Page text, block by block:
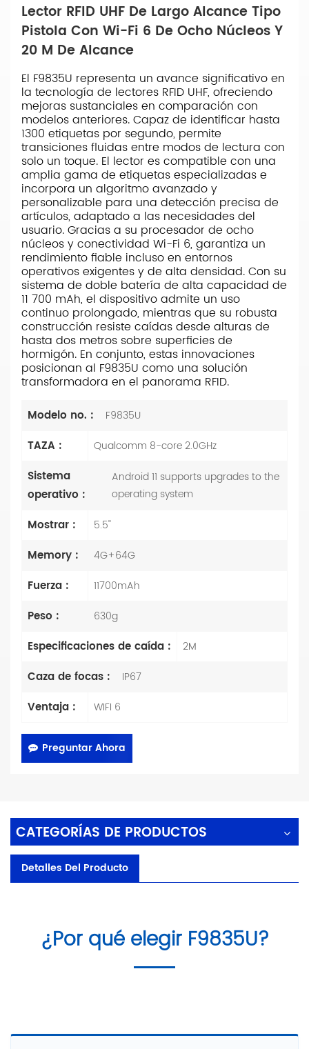
Lector RFID UHF De Largo Alcance Tipo
Pistola Con Wi-Fi 6 De Ocho Núcleos Y
20 M De Alcance
El F9835U representa un avance significativo en
la tecnología de lectores RFID UHF, ofreciendo
mejoras sustanciales en comparación con
modelos anteriores. Capaz de identificar hasta
1300 etiquetas por segundo, permite
transiciones fluidas entre modos de lectura con
solo un toque. El lector es compatible con una
amplia gama de etiquetas especializadas e
incorpora un algoritmo avanzado y
personalizable para una detección precisa de
artículos, adaptado a las necesidades del
usuario. Gracias a su procesador de ocho
núcleos y conectividad Wi-Fi 6, garantiza un
rendimiento fiable incluso en entornos
operativos exigentes y de alta densidad. Con su
sistema de doble batería de alta capacidad de
11 700 mAh, el dispositivo admite un uso
continuo prolongado, mientras que su robusta
construcción resiste caídas desde alturas de
hasta dos metros sobre superficies de
hormigón. En conjunto, estas innovaciones
posicionan al F9835U como una solución
transformadora en el panorama RFID.
Modelo no. : F9835U
TAZA : Qualcomm 8-core 2.0GHz
Sistema
operativo :
Android 11 supports upgrades to the
operating system
Mostrar : 5.5''
Memory : 4G+64G
Fuerza : 11700mAh
Peso : 630g
Especificaciones de caída : 2M
Caza de focas : IP67
Ventaja : WIFI 6
Preguntar Ahora
CATEGORÍAS DE PRODUCTOS
Detalles Del Producto
¿Por qué elegir F9835U?